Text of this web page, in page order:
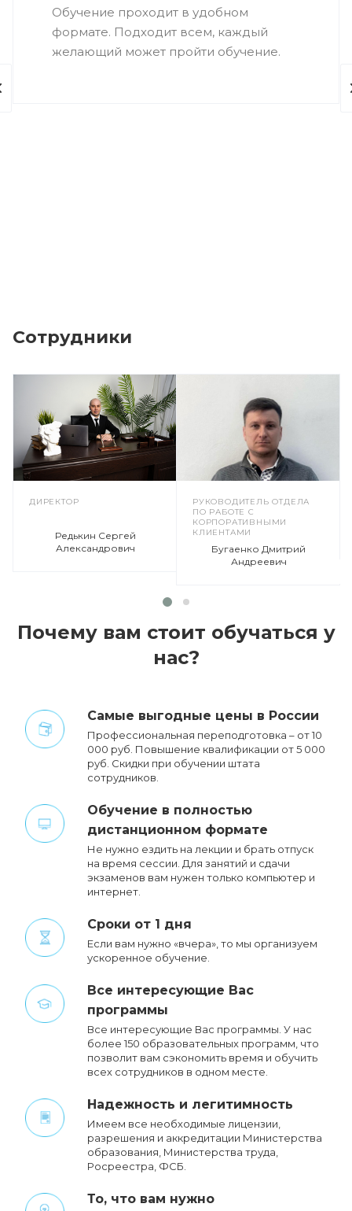
Обучение проходит в удобном
формате. Подходит всем, каждый
желающий может пройти обучение.
Сотрудники
ДИРЕКТОР
Редькин Сергей
Александрович
РУКОВОДИТЕЛЬ ОТДЕЛА
ПО РАБОТЕ С
КОРПОРАТИВНЫМИ
КЛИЕНТАМИ
Бугаенко Дмитрий
Андреевич
Почему вам стоит обучаться у
нас?
Cамые выгодные цены в России
Профессиональная переподготовка – от 10
000 руб. Повышение квалификации от 5 000
руб. Cкидки при обучении штата
сотрудников.
Обучение в полностью
дистанционном формате
Не нужно ездить на лекции и брать отпуск
на время сессии. Для занятий и сдачи
экзаменов вам нужен только компьютер и
интернет.
Сроки от 1 дня
Если вам нужно «вчера», то мы организуем
ускоренное обучение.
Все интересующие Вас
программы
Все интересующие Вас программы. У нас
более 150 образовательных программ, что
позволит вам сэкономить время и обучить
всех сотрудников в одном месте.
Надежность и легитимность
Имеем все необходимые лицензии,
разрешения и аккредитации Министерства
образования, Министерства труда,
Росреестра, ФСБ.
То, что вам нужно